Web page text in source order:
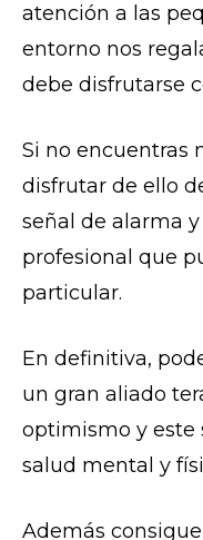
atención a las
entorno nos
debe disfrutarse
Si no encuentras
disfrutar de ello
señal de alarma
profesional que
particular.
En definitiva,
un gran aliado
optimismo y este
salud mental y
Además